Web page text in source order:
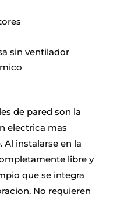
sin ventilador
de pared son la
electrica mas
Al instalarse en la
libre y
que se integra
No requieren